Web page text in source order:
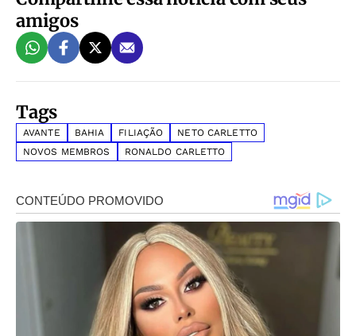
amigos
Tags
AVANTE BAHIA FILIAÇÃO
NETO CARLETTO
NOVOS MEMBROS
RONALDO CARLETTO